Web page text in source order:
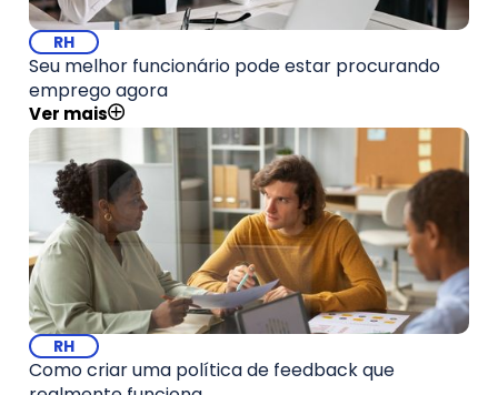
RH
Seu melhor funcionário pode estar procurando
emprego agora
Ver mais
RH
Como criar uma política de feedback que